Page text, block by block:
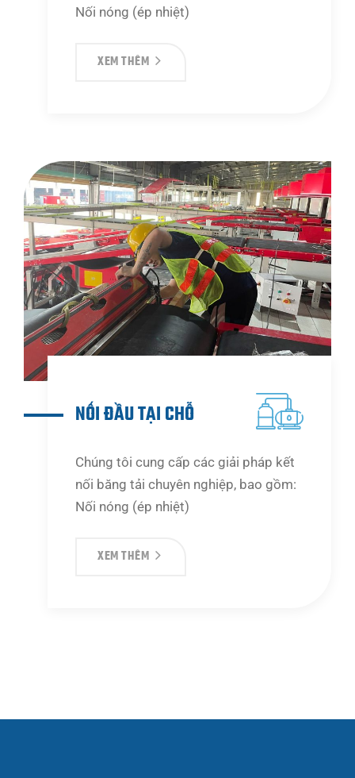
Nối nóng (ép nhiệt)
XEM THÊM
NỐI ĐẦU TẠI CHỖ
Chúng tôi cung cấp các giải pháp kết
nối băng tải chuyên nghiệp, bao gồm:
Nối nóng (ép nhiệt)
XEM THÊM